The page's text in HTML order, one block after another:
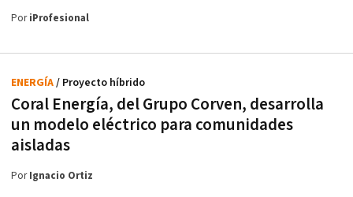
PoriProfesional
Coral Energía, del Grupo Corven, desarrolla
un modelo eléctrico para comunidades
aisladas
ENERGÍA/ Proyecto híbrido
PorIgnacio Ortiz